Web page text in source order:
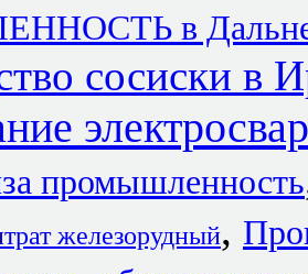
в
сосиски в
промышленность
железорудный,